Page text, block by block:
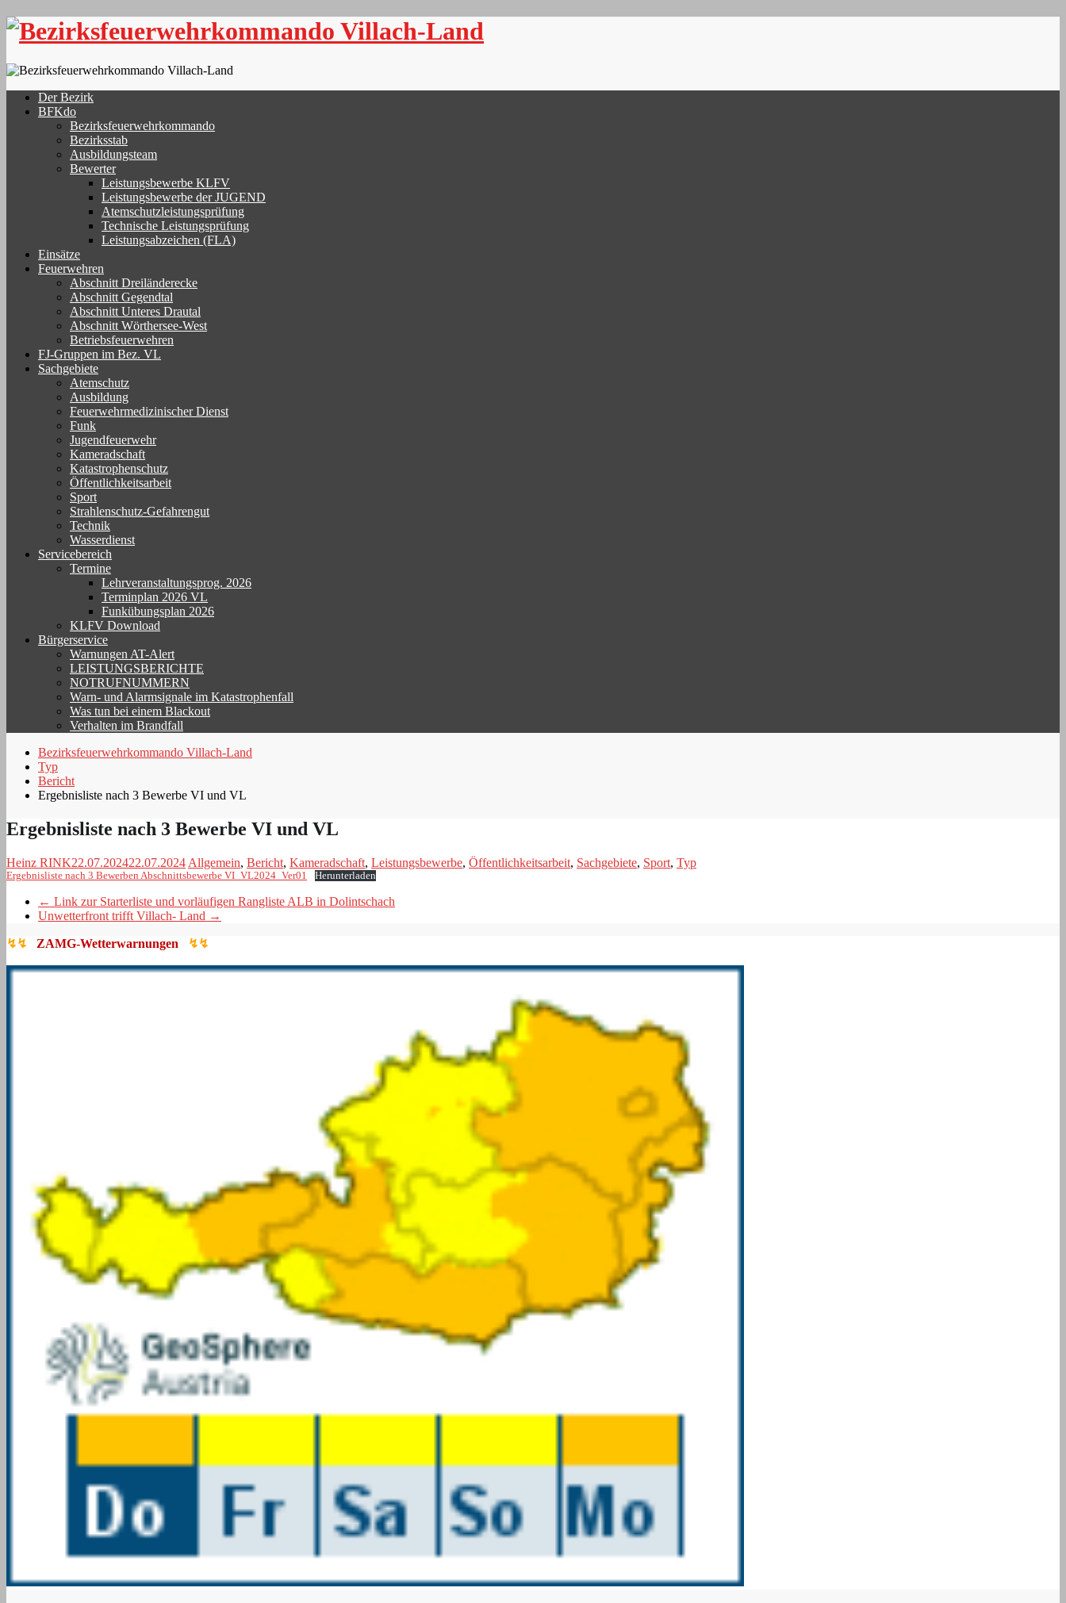
Skip
Der Bezirk
BFKdo
Bezirksfeuerwehrkommando
Bezirksstab
Ausbildungsteam
Bewerter
Leistungsbewerbe KLFV
Leistungsbewerbe der JUGEND
Atemschutzleistungsprüfung
Technische Leistungsprüfung
Leistungsabzeichen (FLA)
Einsätze
Feuerwehren
Abschnitt Dreiländerecke
Abschnitt Gegendtal
Abschnitt Unteres Drautal
Abschnitt Wörthersee-West
Betriebsfeuerwehren
FJ-Gruppen im Bez. VL
Sachgebiete
Atemschutz
Ausbildung
Feuerwehrmedizinischer Dienst
Funk
Jugendfeuerwehr
Kameradschaft
Katastrophenschutz
Öffentlichkeitsarbeit
Sport
Strahlenschutz-Gefahrengut
Technik
Wasserdienst
Servicebereich
Termine
Lehrveranstaltungsprog. 2026
Terminplan 2026 VL
Funkübungsplan 2026
KLFV Download
Bürgerservice
Warnungen AT-Alert
LEISTUNGSBERICHTE
NOTRUFNUMMERN
Warn- und Alarmsignale im Katastrophenfall
Was tun bei einem Blackout
Verhalten im Brandfall
Bezirksfeuerwehrkommando Villach-Land
Typ
Bericht
Ergebnisliste nach 3 Bewerbe VI und VL
Ergebnisliste nach 3 Bewerbe VI und VL
Heinz RINK22.07.202422.07.2024 Allgemein, Bericht, Kameradschaft, Leistungsbewerbe, Öffentlichkeitsarbeit, Sachgebiete, Sport, Typ
Ergebnisliste nach 3 Bewerben Abschnittsbewerbe VI_VL2024_Ver01 Herunterladen
← Link zur Starterliste und vorläufigen Rangliste ALB in Dolintschach
Unwetterfront trifft Villach- Land →
↯↯ ZAMG-Wetterwarnungen ↯↯